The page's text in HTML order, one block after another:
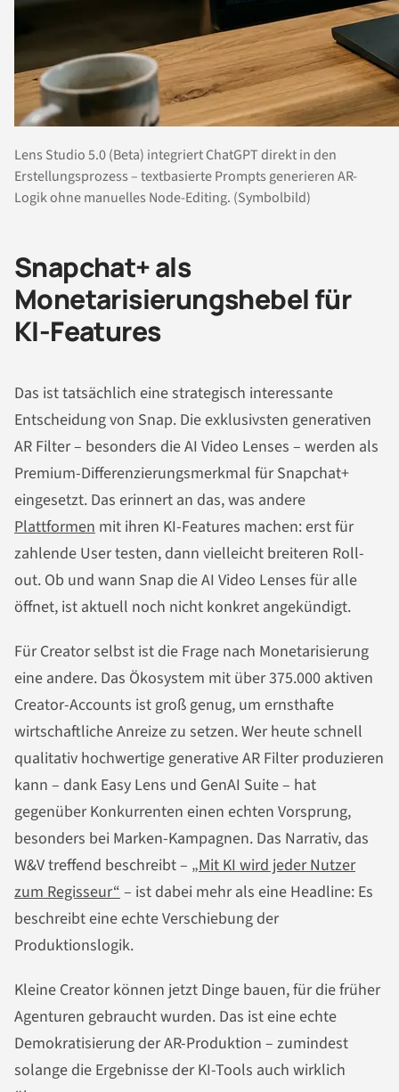
Lens Studio 5.0 (Beta) integriert ChatGPT direkt in den
Erstellungsprozess – textbasierte Prompts generieren AR-
Logik ohne manuelles Node-Editing. (Symbolbild)
Snapchat+ als
Monetarisierungshebel für
KI-Features
Das ist tatsächlich eine strategisch interessante
Entscheidung von Snap. Die exklusivsten generativen
AR Filter – besonders die AI Video Lenses – werden als
Premium-Differenzierungsmerkmal für Snapchat+
eingesetzt. Das erinnert an das, was andere
Plattformen mit ihren KI-Features machen: erst für
zahlende User testen, dann vielleicht breiteren Roll-
out. Ob und wann Snap die AI Video Lenses für alle
öffnet, ist aktuell noch nicht konkret angekündigt.
Für Creator selbst ist die Frage nach Monetarisierung
eine andere. Das Ökosystem mit über 375.000 aktiven
Creator-Accounts ist groß genug, um ernsthafte
wirtschaftliche Anreize zu setzen. Wer heute schnell
qualitativ hochwertige generative AR Filter produzieren
kann – dank Easy Lens und GenAI Suite – hat
gegenüber Konkurrenten einen echten Vorsprung,
besonders bei Marken-Kampagnen. Das Narrativ, das
W&V treffend beschreibt – „Mit KI wird jeder Nutzer
zum Regisseur“– ist dabei mehr als eine Headline: Es
beschreibt eine echte Verschiebung der
Produktionslogik.
Kleine Creator können jetzt Dinge bauen, für die früher
Agenturen gebraucht wurden. Das ist eine echte
Demokratisierung der AR-Produktion – zumindest
solange die Ergebnisse der KI-Tools auch wirklich